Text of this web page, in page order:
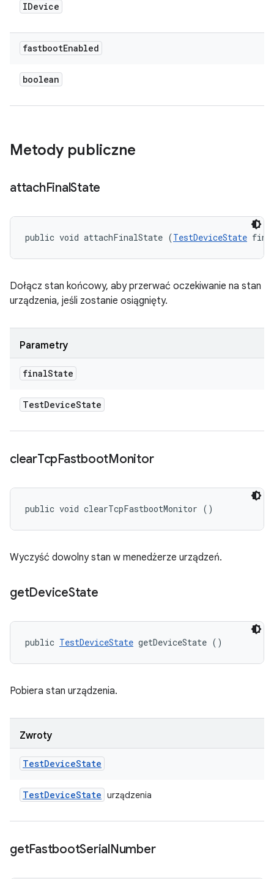
IDevice
fastbootEnabled
boolean
Metody publiczne
attachFinalState
public void attachFinalState (TestDeviceState
Dołącz stan końcowy, aby przerwać oczekiwanie na stan
urządzenia, jeśli zostanie osiągnięty.
Parametry
finalState
TestDeviceState
clearTcpFastbootMonitor
public void clearTcpFastbootMonitor ()
Wyczyść dowolny stan w menedżerze urządzeń.
getDeviceState
public TestDeviceState getDeviceState ()
Pobiera stan urządzenia.
Zwroty
TestDeviceState
TestDeviceState urządzenia
getFastbootSerialNumber